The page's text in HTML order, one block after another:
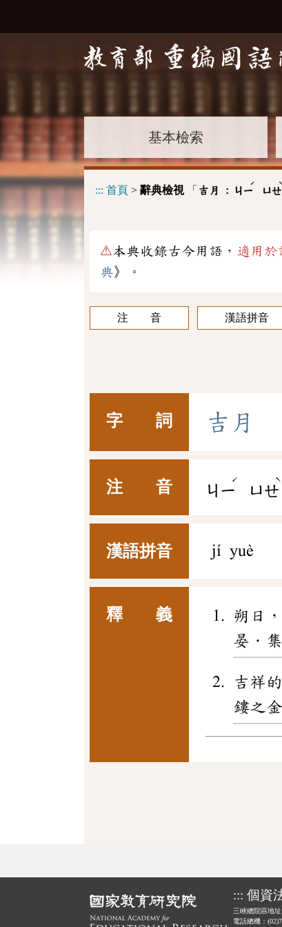
基本檢索
::: 首頁 > 辭典檢視「 吉月 : ㄐㄧ
ˊ
ㄩㄝ
ˋ
⚠本典收錄古今用語， 適用於
典》。
注 音 漢語拼音
字 詞 吉 月
注 音 ㄐㄧ
ˊ
ㄩㄝ
ˋ
漢語拼音 jí yuè
釋 義 朔日
晏．
吉祥
鏤之
::: 個資
三峽總院區地
電話總機：